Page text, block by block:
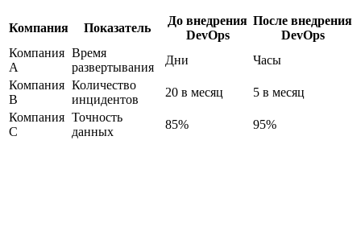
Компания Показатель
До внедрения
DevOps
После внедрения
DevOps
Компания
A
Время
развертывания
Дни
Часы
Компания
B
Количество
инцидентов
20 в месяц
5 в месяц
Компания
C
Точность
данных
85% 95%